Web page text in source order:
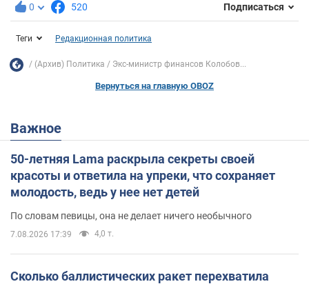
0 520 Подписаться
Теги Редакционная политика
(Архив) Политика Экс-министр финансов Колобов...
Вернуться на главную OBOZ
Важное
50-летняя Lama раскрыла секреты своей
красоты и ответила на упреки, что сохраняет
молодость, ведь у нее нет детей
По словам певицы, она не делает ничего необычного
7.08.2026 17:39 4,0 т.
Сколько баллистических ракет перехватила